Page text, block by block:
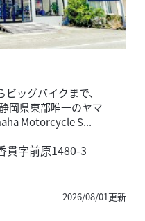
ッグバイクまで、
岡県東部唯一のヤマ
Motorcycle S...
貫字前原1480-3
2026/08/01更新